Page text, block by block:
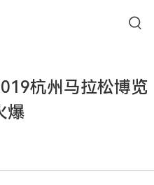
杭州马拉松博览
爆